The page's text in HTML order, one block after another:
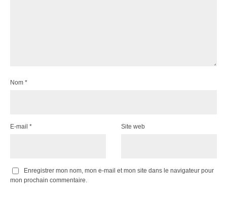
Nom *
E-mail * Site web
Enregistrer mon nom, mon e-mail et mon site dans le navigateur pour
mon prochain commentaire.